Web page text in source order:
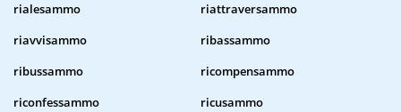
rialesammo
riattraversammo
riavvisammo
ribassammo
ribussammo
ricompensammo
riconfessammo
ricusammo